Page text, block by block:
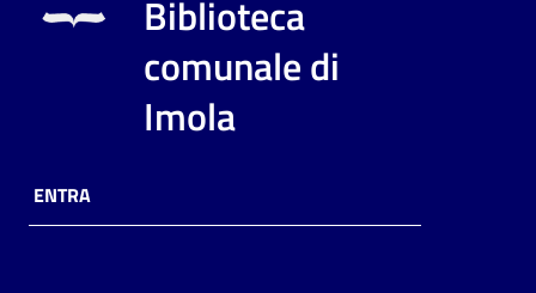
Scopri
online
Biblioteca
comunale di
Imola
ENTRA